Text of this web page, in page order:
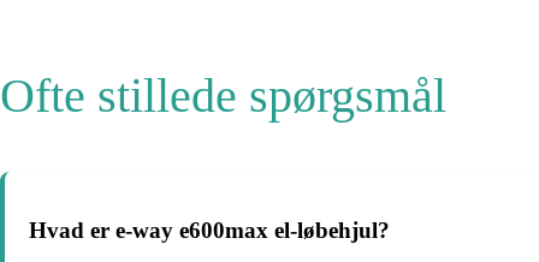
Ofte stillede spørgsmål
Hvad er e-way e600max el-løbehjul?